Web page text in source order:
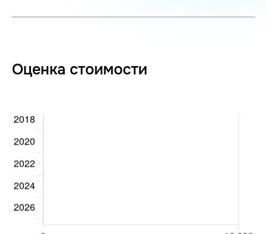
Оценка стоимости